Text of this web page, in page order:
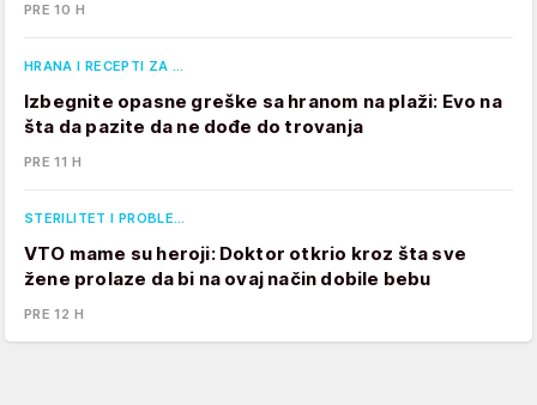
PRE 10 H
HRANA I RECEPTI ZA …
Izbegnite opasne greške sa hranom na plaži: Evo na
šta da pazite da ne dođe do trovanja
PRE 11 H
STERILITET I PROBLE…
VTO mame su heroji: Doktor otkrio kroz šta sve
žene prolaze da bi na ovaj način dobile bebu
PRE 12 H